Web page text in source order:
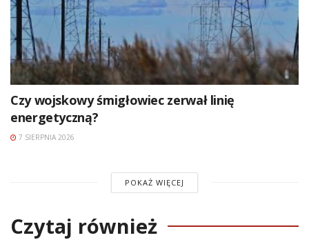
Czy wojskowy śmigłowiec zerwał linię
energetyczną?
7 SIERPNIA 2026
POKAŻ WIĘCEJ
Czytaj również